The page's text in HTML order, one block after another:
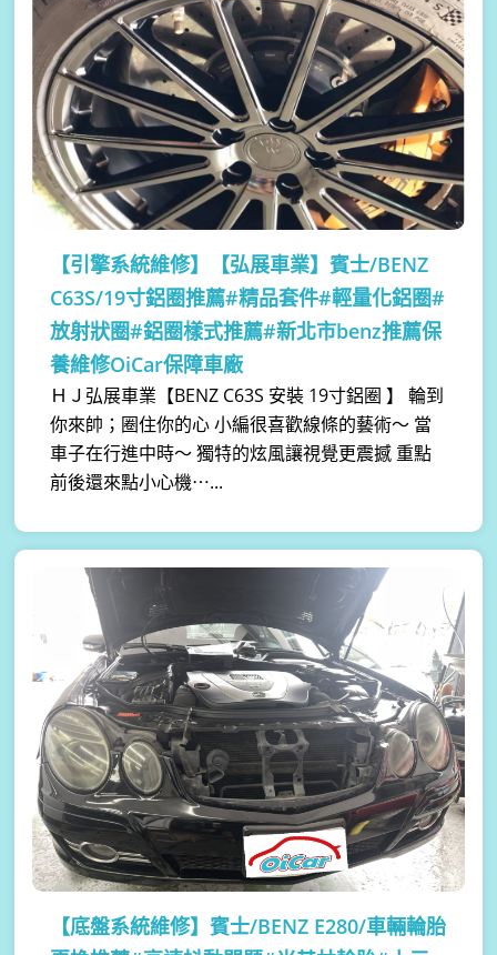
【引擎系統維修】
【弘展車業】賓士/BENZ
C63S/19寸鋁圈推薦#精品套件#輕量化鋁圈#
放射狀圈#鋁圈樣式推薦#新北市benz推薦保
養維修OiCar保障車廠
ＨＪ弘展車業【BENZ C63S 安裝 19寸鋁圈 】 輪到
你來帥；圈住你的心 小編很喜歡線條的藝術～ 當
車子在行進中時～ 獨特的炫風讓視覺更震撼 重點
前後還來點小心機⋯...
【底盤系統維修】賓士/BENZ E280/車輛輪胎